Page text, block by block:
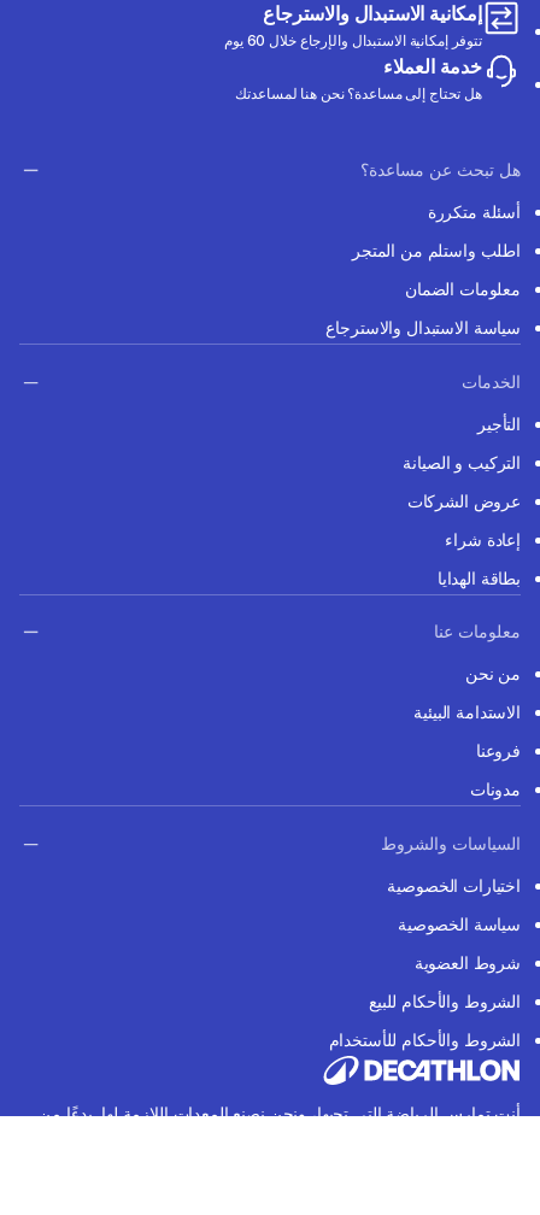
إمكانية الاستبدال والاسترجاع
تتوفر إمكانية الاستبدال والإرجاع خلال 60 يوم
خدمة العملاء
هل تحتاج إلى مساعدة؟ نحن هنا لمساعدتك
هل تبحث عن مساعدة؟
أسئلة متكررة
اطلب واستلم من المتجر
معلومات الضمان
سياسة الاستبدال والاسترجاع
الخدمات
التأجير
التركيب و الصيانة
عروض الشركات
إعادة شراء
بطاقة الهدايا
معلومات عنا
من نحن
الاستدامة البيئية
فروعنا
مدونات
السياسات والشروط
اختيارات الخصوصية
سياسة الخصوصية
شروط العضوية
الشروط والأحكام للبيع
الشروط والأحكام للأستخدام
أنت تمارس الرياضة التي تحبها، ونحن نصنع المعدات اللازمة لها. بدءًا من